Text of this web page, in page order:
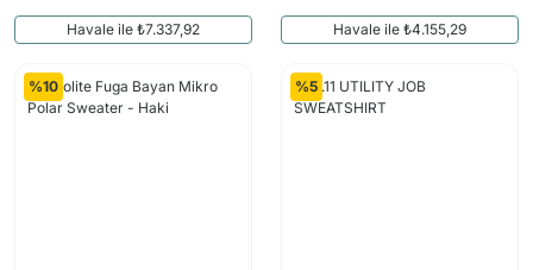
Havale ile ₺7.337,92 Havale ile ₺4.155,29
%10 %5